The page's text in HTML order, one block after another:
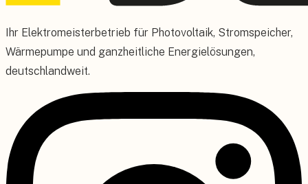
Ihr Elektromeisterbetrieb für Photovoltaik, Stromspeicher,
Wärmepumpe und ganzheitliche Energielösungen,
deutschlandweit.